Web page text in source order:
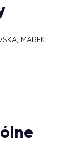
MAREK